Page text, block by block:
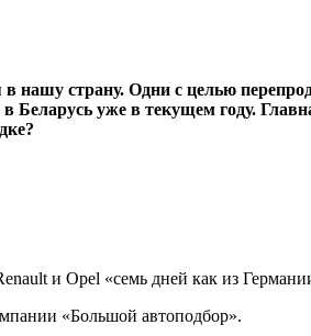
нашу страну. Одни с целью
Беларусь уже в текущем году.
«Большой автоподбор».